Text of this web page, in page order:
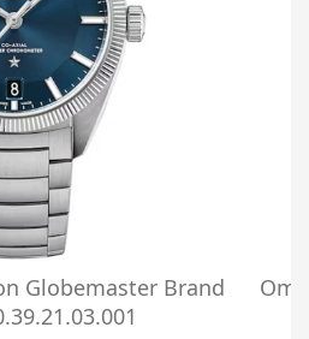
Globemaster Brand